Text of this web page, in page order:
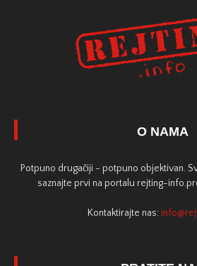
O NAMA
Potpuno drugačiji - potpuno objektivan.
saznajte prvi na portalu rejting-
Kontaktirajte nas: